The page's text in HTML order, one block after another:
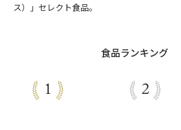
ス）」セレクト食品。
食品ランキング